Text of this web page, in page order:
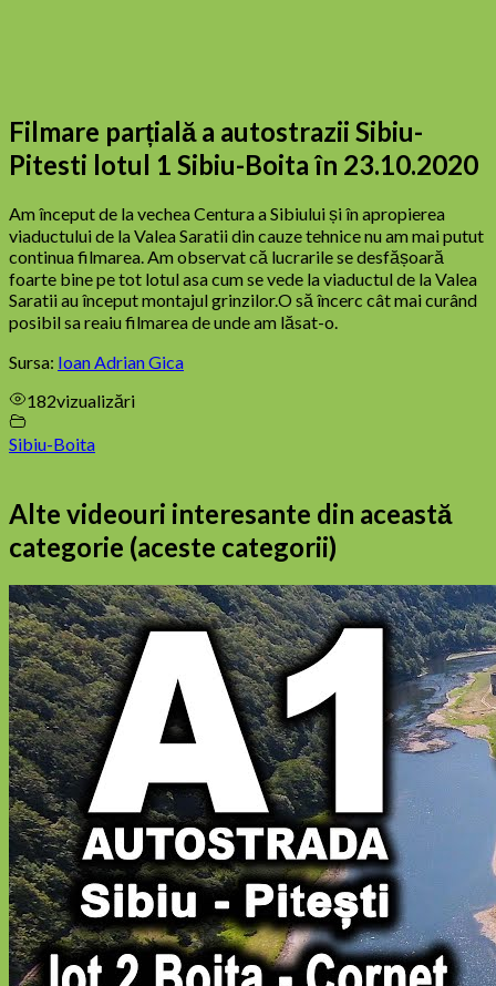
Filmare parțială a autostrazii Sibiu-
Pitesti lotul 1 Sibiu-Boita în 23.10.2020
Am început de la vechea Centura a Sibiului și în apropierea
viaductului de la Valea Saratii din cauze tehnice nu am mai putut
continua filmarea. Am observat că lucrarile se desfășoară
foarte bine pe tot lotul asa cum se vede la viaductul de la Valea
Saratii au început montajul grinzilor.O să încerc cât mai curând
posibil sa reaiu filmarea de unde am lăsat-o.
Sursa: Ioan Adrian Gica
182vizualizări
Sibiu-Boita
Alte videouri interesante din această
categorie (aceste categorii)